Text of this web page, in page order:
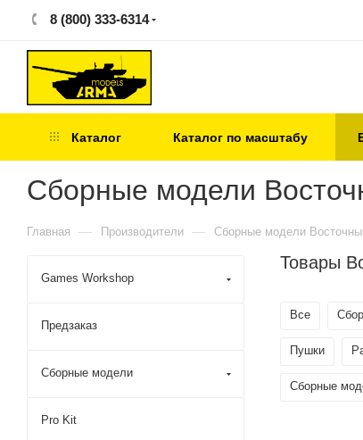
8 (800) 333-6314
Каталог Каталог по масштабу
Сборные модели
Главная — Производители — Сборные модели
Товары
Все
Пушки
Сборные
Games Workshop
Предзаказ
Сборные модели
Pro Kit